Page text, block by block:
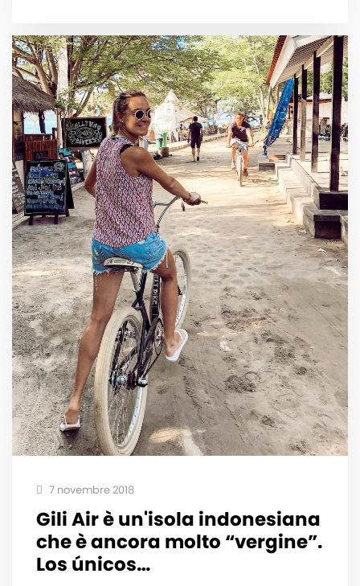
7 novembre 2018
Gili Air è un'isola indonesiana
che è ancora molto “vergine”.
Los únicos…